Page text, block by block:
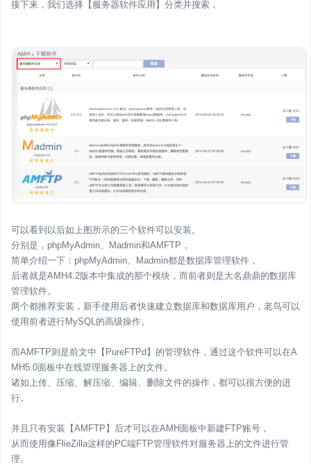
接下来，我们选择【服务器软件应用】分类并搜索，
可以看到以后如上图所示的三个软件可以安装。
分别是，phpMyAdmin、Madmin和AMFTP，
简单介绍一下：phpMyAdmin、Madmin都是数据库管理软件，
后者就是AMH4.2版本中集成的那个模块，而前者则是大名鼎鼎的数据库
管理软件。
两个都推荐安装，新手使用后者快速建立数据库和数据库用户，老鸟可以
使用前者进行MySQL的高级操作。
而AMFTP则是前文中【PureFTPd】的管理软件，通过这个软件可以在A
MH5.0面板中在线管理服务器上的文件。
诸如上传、压缩、解压缩、编辑、删除文件的操作，都可以很方便的进
行。
并且只有安装【AMFTP】后才可以在AMH面板中新建FTP账号，
从而使用像FlieZilla这样的PC端FTP管理软件对服务器上的文件进行管
理。